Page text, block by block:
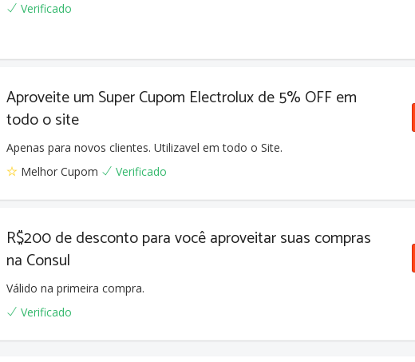
Verificado
Aproveite um Super Cupom Electrolux de 5% OFF em
todo o site
Apenas para novos clientes. Utilizavel em todo o Site.
Melhor Cupom
Verificado
R$200 de desconto para você aproveitar suas compras
na Consul
Válido na primeira compra.
Verificado